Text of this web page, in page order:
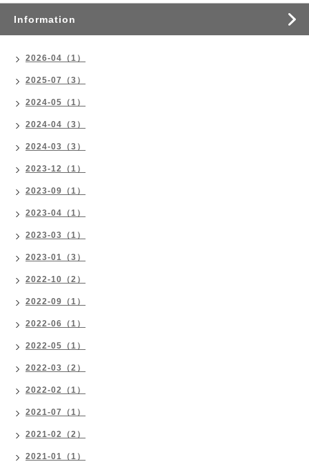
Information
2026-04（1）
2025-07（3）
2024-05（1）
2024-04（3）
2024-03（3）
2023-12（1）
2023-09（1）
2023-04（1）
2023-03（1）
2023-01（3）
2022-10（2）
2022-09（1）
2022-06（1）
2022-05（1）
2022-03（2）
2022-02（1）
2021-07（1）
2021-02（2）
2021-01（1）